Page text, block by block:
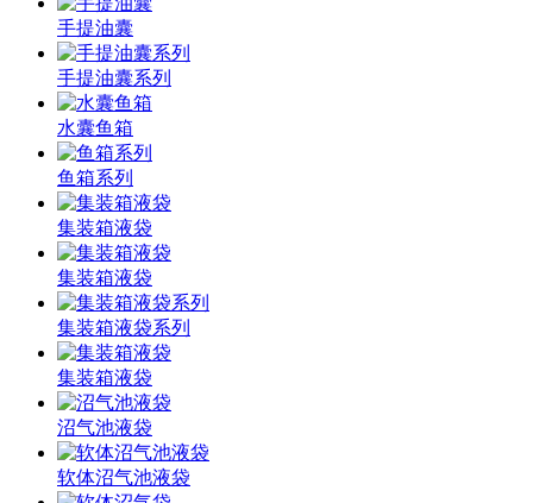
手提油囊
手提油囊系列
水囊鱼箱
鱼箱系列
集装箱液袋
集装箱液袋
集装箱液袋系列
集装箱液袋
沼气池液袋
软体沼气池液袋